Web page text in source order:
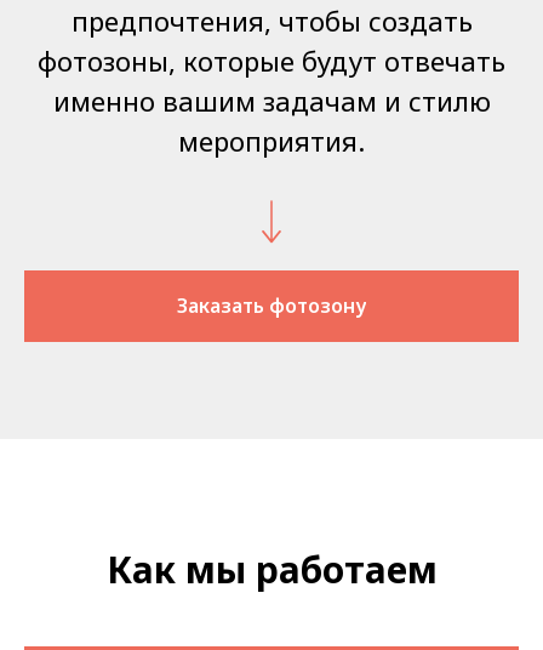
предпочтения, чтобы создать
фотозоны, которые будут отвечать
именно вашим задачам и стилю
мероприятия.
Заказать фотозону
Как мы работаем